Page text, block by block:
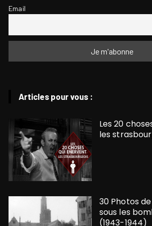
Email
Articles pour vous :
Les 20
les
30 Photos
sous les
(1943-1944)